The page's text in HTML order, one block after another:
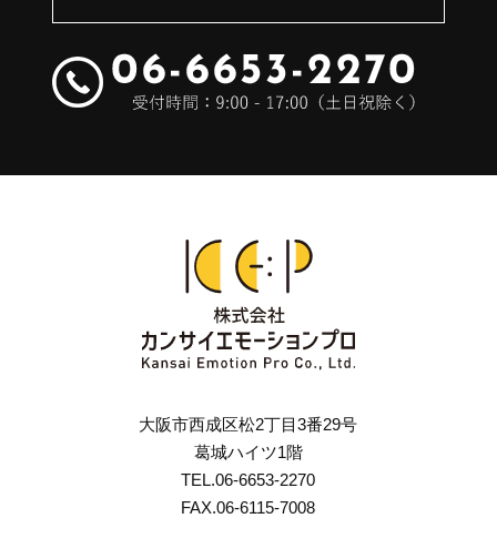
大阪市西成区松2丁目3番29号
葛城ハイツ1階
TEL.06-6653-2270
FAX.06-6115-7008